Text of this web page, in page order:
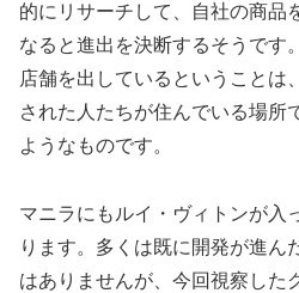
的にリサーチして、自社の商品
なると進出を決断するそうです
店舗を出しているということは
された人たちが住んでいる場所
ようなものです。
マニラにもルイ・ヴィトンが入
ります。多くは既に開発が進ん
はありませんが、今回視察した